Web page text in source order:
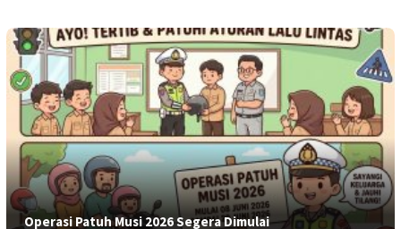
Operasi Patuh Musi 2026 Segera Dimulai